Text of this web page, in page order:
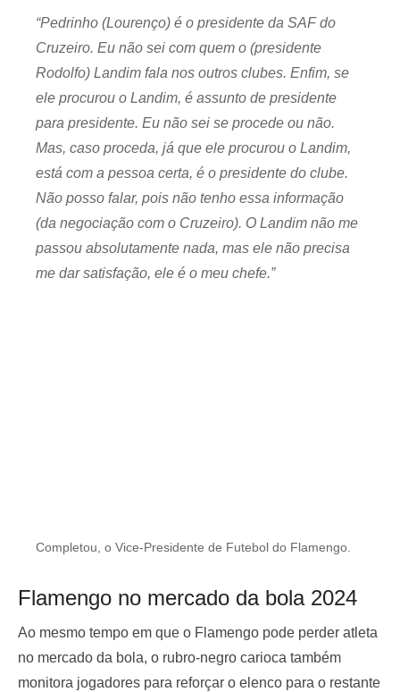
“Pedrinho (Lourenço) é o presidente da SAF do
Cruzeiro. Eu não sei com quem o (presidente
Rodolfo) Landim fala nos outros clubes. Enfim, se
ele procurou o Landim, é assunto de presidente
para presidente. Eu não sei se procede ou não.
Mas, caso proceda, já que ele procurou o Landim,
está com a pessoa certa, é o presidente do clube.
Não posso falar, pois não tenho essa informação
(da negociação com o Cruzeiro). O Landim não me
passou absolutamente nada, mas ele não precisa
me dar satisfação, ele é o meu chefe.”
Completou, o Vice-Presidente de Futebol do Flamengo.
Flamengo no mercado da bola 2024
Ao mesmo tempo em que o Flamengo pode perder atleta
no mercado da bola, o rubro-negro carioca também
monitora jogadores para reforçar o elenco para o restante